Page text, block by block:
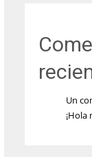
Un
¡Hola